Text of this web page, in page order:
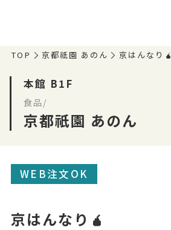
TOP 京都祇園 あのん 京はんなり🧉
本館 B1F
食品/
京都祇園 あのん
WEB注文OK
京はんなり🧉